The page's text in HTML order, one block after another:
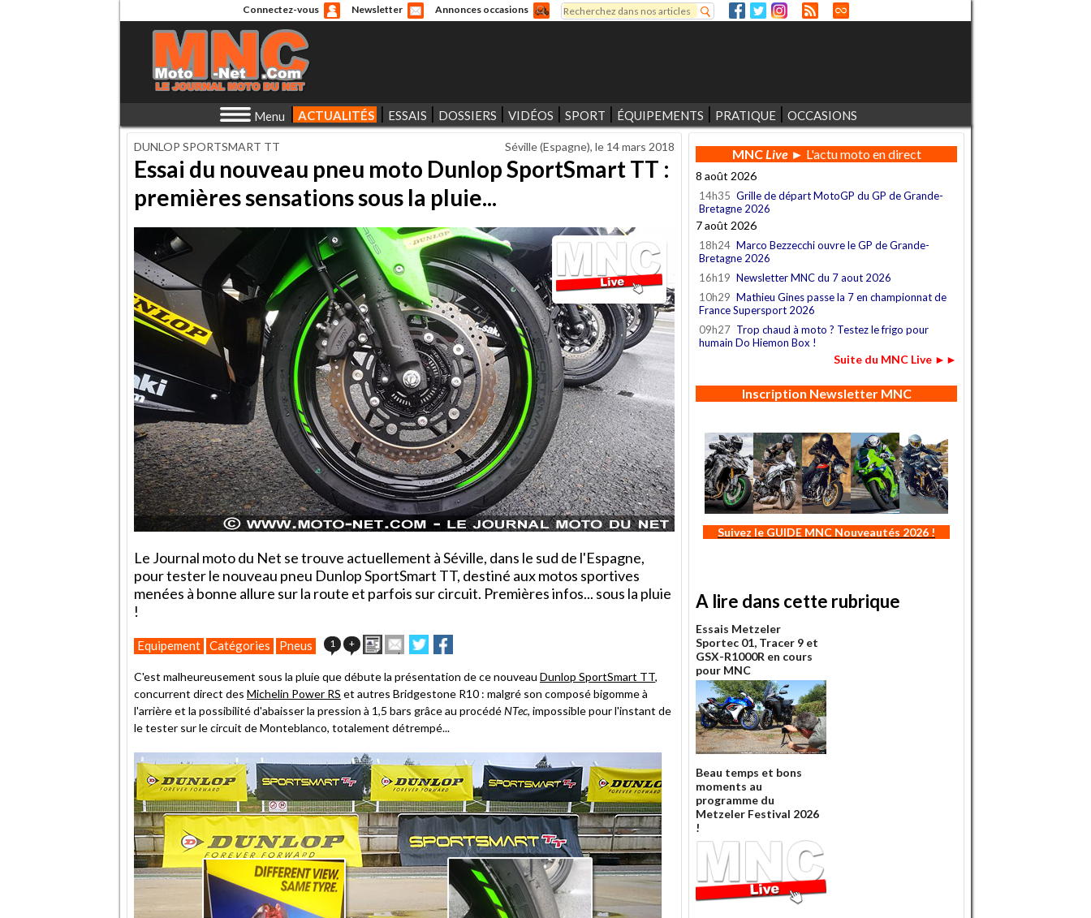
Connectez-vous Newsletter Annonces occasions
Formulaire de recherche
Rechercher
Menu ACTUALITÉS ESSAIS DOSSIERS VIDÉOS SPORT ÉQUIPEMENTS PRATIQUE OCCASIONS
DUNLOP SPORTSMART TT Séville (Espagne), le 14 mars 2018
Essai du nouveau pneu moto Dunlop SportSmart TT :
premières sensations sous la pluie...
Le Journal moto du Net se trouve actuellement à Séville, dans le sud de l'Espagne,
pour tester le nouveau pneu Dunlop SportSmart TT, destiné aux motos sportives
menées à bonne allure sur la route et parfois sur circuit. Premières infos... sous la pluie
!
Equipement Catégories Pneus 1 + ImprimerEnvoyer
cet
à
un
ami
Partager
sur
sur
C'est malheureusement sous la pluie que débute la présentation de ce nouveau Dunlop SportSmart TT,
concurrent direct des Michelin Power RS et autres Bridgestone R10 : malgré son composé bigomme à
l'arrière et la possibilité d'abaisser la pression à 1,5 bars grâce au procédéNTec, impossible pour l'instant de
le tester sur le circuit de Monteblanco, totalement détrempé...
MNCLive► L'actu moto en direct
8 août 2026
14h35 Grille de départ MotoGP du GP de Grande-
Bretagne 2026
7 août 2026
18h24 Marco Bezzecchi ouvre le GP de Grande-
Bretagne 2026
16h19 Newsletter MNC du 7 aout 2026
10h29 Mathieu Gines passe la 7 en championnat de
France Supersport 2026
09h27 Trop chaud à moto ? Testez le frigo pour
humain Do Hiemon Box !
Suite du MNC Live ►►
Inscription Newsletter MNC
Suivez le GUIDE MNC Nouveautés 2026 !
A lire dans cette rubrique
Essais Metzeler
Sportec 01, Tracer 9 et
GSX-R1000R en cours
pour MNC
Beau temps et bons
moments au
programme du
Metzeler Festival 2026
!